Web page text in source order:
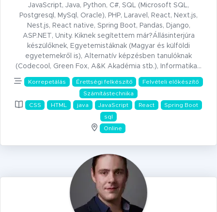
JavaScript, Java, Python, C#, SQL (Microsoft SQL,
Postgresql, MySql, Oracle), PHP, Laravel, React, Next.js,
Nest.js, React native, Spring Boot, Pandas, Django,
ASP.NET, Unity. Kiknek segítettem már?Állásinterjúra
készülőknek, Egyetemistáknak (Magyar és külföldi
egyetemekről is), Alternatív képzésben tanulóknak
(Codecool, Green Fox, A&K Akadémia stb.), Informatika…
Korrepetálás Érettségi felkészítő
Felvételi előkészítő
Számítástechnika
CSS
HTML java JavaScript React
Spring Boot
sql
Online